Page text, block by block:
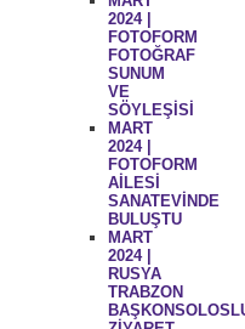
2024 |
FOTOFORM
FOTOĞRAF
SUNUM
VE
SÖYLEŞİSİ
MART
2024 |
FOTOFORM
AİLESİ
SANATEVİNDE
BULUŞTU
MART
2024 |
RUSYA
TRABZON